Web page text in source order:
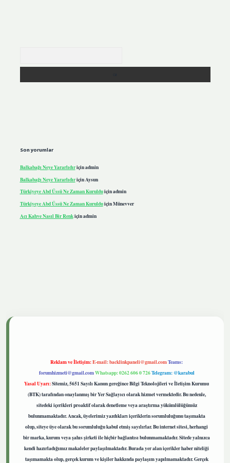
Son yorumlar
Balkabağı Neye Yararlıdıriçinadmin
Balkabağı Neye Yararlıdıriçin Aysun
Türkiyeye Abd Üssü Ne Zaman Kurulduiçinadmin
Türkiyeye Abd Üssü Ne Zaman KurulduiçinMünevver
Acı Kahve Nasıl Bir Renkiçinadmin
Reklam ve İletişim:E-mail:backlinkpaneli@gmail.comTeams:
forumhizmeti@gmail.comWhatsapp: 0262 606 0 726Telegram: @karabul
Yasal Uyarı:Sitemiz, 5651 Sayılı Kanun gereğince Bilgi Teknolojileri ve İletişim Kurumu
(BTK) tarafından onaylanmış bir Yer Sağlayıcı olarak hizmet vermektedir. Bu nedenle,
sitedeki içerikleri proaktif olarak denetleme veya araştırma yükümlülüğümüz
bulunmamaktadır. Ancak, üyelerimiz yazdıkları içeriklerin sorumluluğunu taşımakta
olup, siteye üye olarak bu sorumluluğu kabul etmiş sayılırlar. Bu internet sitesi, herhangi
bir marka, kurum veya şahıs şirketi ile hiçbir bağlantısı bulunmamaktadır. Sitede yalnızca
kendi hazırladığımız makaleler paylaşılmaktadır. Burada yer alan içerikler haber niteliği
taşımamakta olup, gerçek kurum ve kişiler hakkında paylaşım yapılmamaktadır. Gerçek